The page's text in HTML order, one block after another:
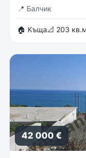
📍 Балчик
🏠 Къща📐 203
42 000 €